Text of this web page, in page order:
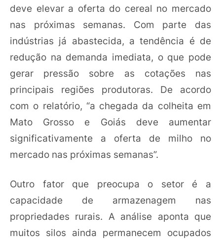
deve elevar a oferta do cereal no mercado
nas próximas semanas. Com parte das
indústrias já abastecida, a tendência é de
redução na demanda imediata, o que pode
gerar pressão sobre as cotações nas
principais regiões produtoras. De acordo
com o relatório, “a chegada da colheita em
Mato Grosso e Goiás deve aumentar
significativamente a oferta de milho no
mercado nas próximas semanas”.
Outro fator que preocupa o setor é a
capacidade de armazenagem nas
propriedades rurais. A análise aponta que
muitos silos ainda permanecem ocupados